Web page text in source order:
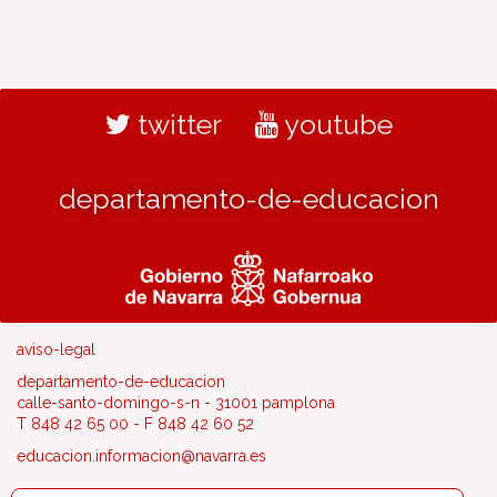
twitter youtube
departamento-de-educacion
aviso-legal
departamento-de-educacion
calle-santo-domingo-s-n - 31001 pamplona
T 848 42 65 00 - F 848 42 60 52
educacion.informacion@navarra.es